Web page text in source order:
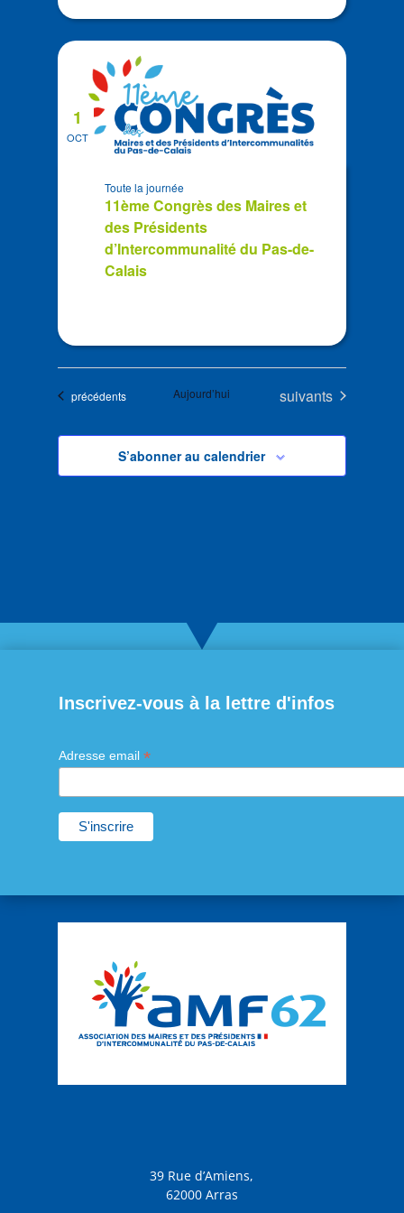
OCT
1
11ème Congrès des Maires et
des Présidents
d’Intercommunalité du Pas-de-
Calais
Toute la journée
Évènements
précédents Aujourd’hui Évènements
suivants
S’abonner au calendrier
Inscrivez-vous à la lettre d'infos
Adresse email *
39 Rue d’Amiens,
62000 Arras